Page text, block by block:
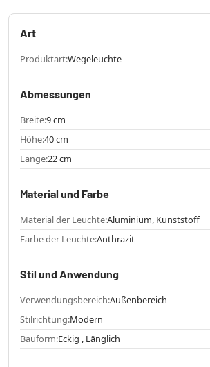
Art
Produktart:Wegeleuchte
Abmessungen
Breite:9 cm
Höhe:40 cm
Länge:22 cm
Material und Farbe
Material der Leuchte:Aluminium, Kunststoff
Farbe der Leuchte:Anthrazit
Stil und Anwendung
Verwendungsbereich:Außenbereich
Stilrichtung:Modern
Bauform:Eckig , Länglich